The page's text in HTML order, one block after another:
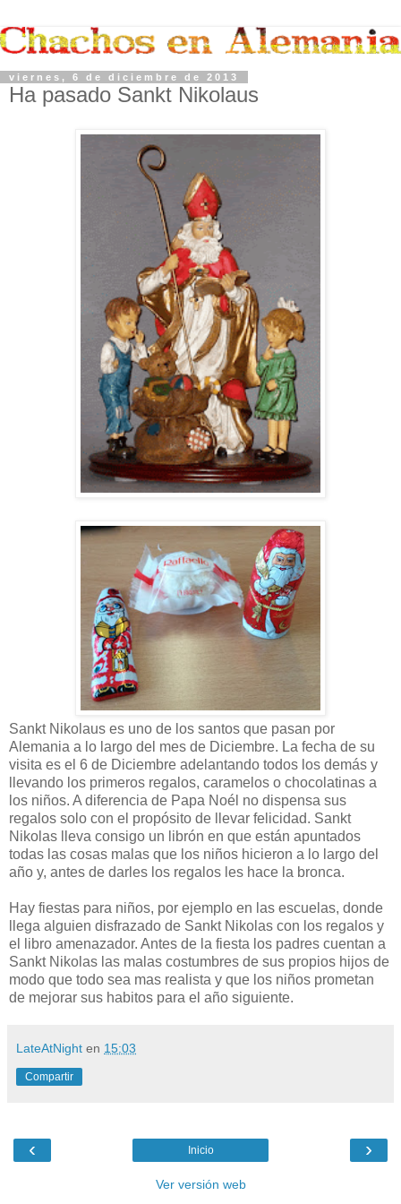
viernes, 6 de diciembre de 2013
Ha pasado Sankt Nikolaus
Sankt Nikolaus es uno de los santos que pasan por
Alemania a lo largo del mes de Diciembre. La fecha de su
visita es el 6 de Diciembre adelantando todos los demás y
llevando los primeros regalos, caramelos o chocolatinas a
los niños. A diferencia de Papa Noél no dispensa sus
regalos solo con el propósito de llevar felicidad. Sankt
Nikolas lleva consigo un librón en que están apuntados
todas las cosas malas que los niños hicieron a lo largo del
año y, antes de darles los regalos les hace la bronca.
Hay fiestas para niños, por ejemplo en las escuelas, donde
llega alguien disfrazado de Sankt Nikolas con los regalos y
el libro amenazador. Antes de la fiesta los padres cuentan a
Sankt Nikolas las malas costumbres de sus propios hijos de
modo que todo sea mas realista y que los niños prometan
de mejorar sus habitos para el año siguiente.
LateAtNight en 15:03
Compartir
‹ ›
Inicio
Ver versión web